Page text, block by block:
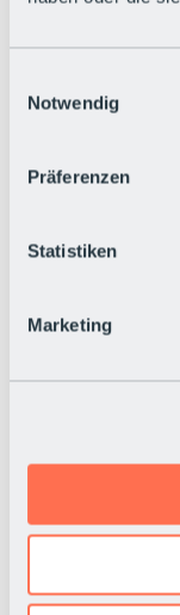
Notwendig
Präferenzen
Statistiken
Marketing